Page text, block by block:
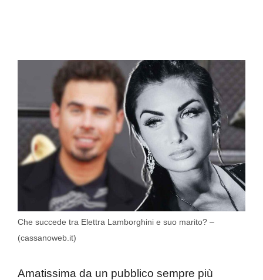
Che succede tra Elettra Lamborghini e suo marito? –
(cassanoweb.it)
Amatissima da un pubblico sempre più